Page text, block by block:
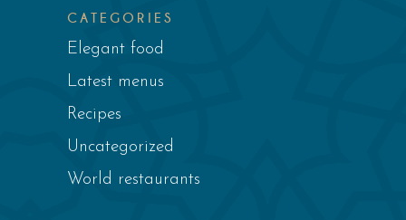
CATEGORIES
Elegant food
Latest menus
Recipes
Uncategorized
World restaurants